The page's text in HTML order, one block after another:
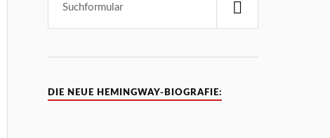
DIE NEUE HEMINGWAY-BIOGRAFIE: